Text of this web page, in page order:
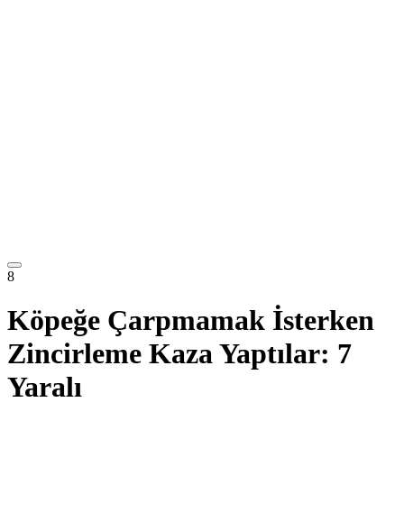
8
Köpeğe Çarpmamak İsterken
Zincirleme Kaza Yaptılar: 7
Yaralı